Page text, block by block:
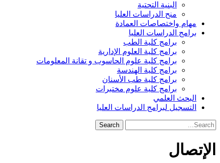
البنية التحتية
منح الدراسات العليا
مهام واختصاصات العمادة
برامج الدراسات العليا
برامج كلية الطب
برامج كلية العلوم الإدارية
برامج كلية علوم الحاسوب و تقانة المعلومات
برامج كلية الهندسة
برامج كلية طب الأسنان
برامج كلية علوم مختبرات
البحث العلمي
التسجيل لبرامج الدراسات العليا
Search
for:
الإتصال